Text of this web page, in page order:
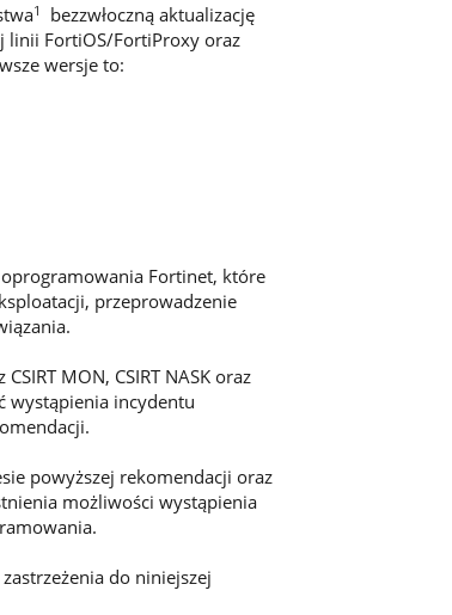
1
bezzwłoczną aktualizację
linii FortiOS/FortiProxy oraz
wersje to:
Fortinet, które
przeprowadzenie
MON, CSIRT NASK oraz
wystąpienia incydentu
powyższej rekomendacji oraz
możliwości wystąpienia
do niniejszej